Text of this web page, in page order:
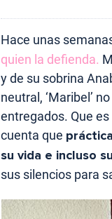
Hace unas
quien la defienda.
y de su sobrina
neutral, ‘Maribel’
entregados. Que
cuenta que
su vida e incluso
sus silencios para